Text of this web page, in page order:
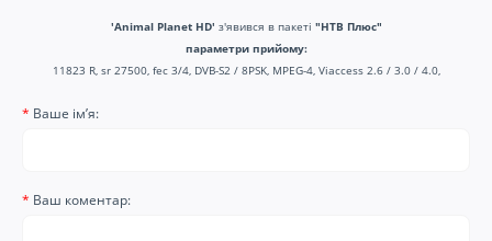
'Animal Planet HD' з'явився в пакеті "НТВ Плюс"
параметри прийому:
11823 R, sr 27500, fec 3/4, DVB-S2 / 8PSK, MPEG-4, Viaccess 2.6 / 3.0 / 4.0,
Ваше ім’я:
Ваш коментар: